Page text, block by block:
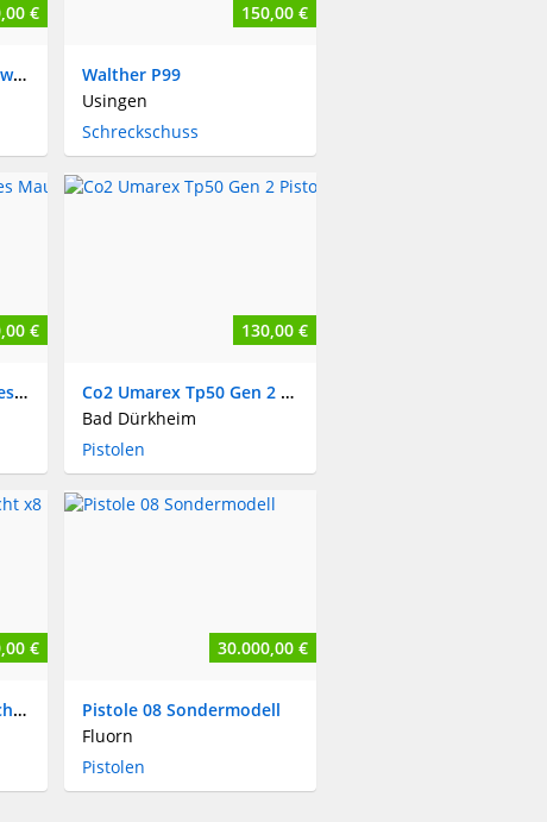
€
SIG SAUER MCX Co2-Gewehr
150,00 €
Walther P99
Usingen
Schreckschuss
€
1857 Württembergisches Mauser Infanteriegewehr Kal. 54
130,00 €
Co2 Umarex Tp50 Gen 2 Pistole
Bad Dürkheim
Pistolen
€
Zielfernrohr ZF39 Zielacht x8 K98 Mauser aus Wk2
30.000,00 €
Pistole 08 Sondermodell
Fluorn
Pistolen